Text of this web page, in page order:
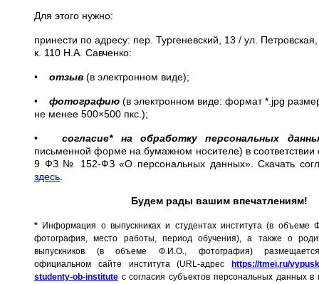
Для этого нужно:
принести по адресу: пер. Тургеневский, 13 / ул.
к. 110 Н.А. Савченко:
• отзыв (в электронном виде);
• фотографию (в электронном виде: формат *.jpg
не менее 500×500 пкс.);
•
согласие* на обработку персональных
письменной форме на бумажном носителе) в соответствии
9 ФЗ № 152-ФЗ «О персональных данных». Скачать
здесь.
Будем рады вашим впечатлениям!
* Информация о выпускниках и студентах института (в объеме
фотография, место работы, период обучения), а также о
выпускников (в объеме Ф.И.О., фотография)
официальном сайте института
(URL-адрес
https://tmei.ru/
studenty-ob-institute с согласия субъектов персональных данных в